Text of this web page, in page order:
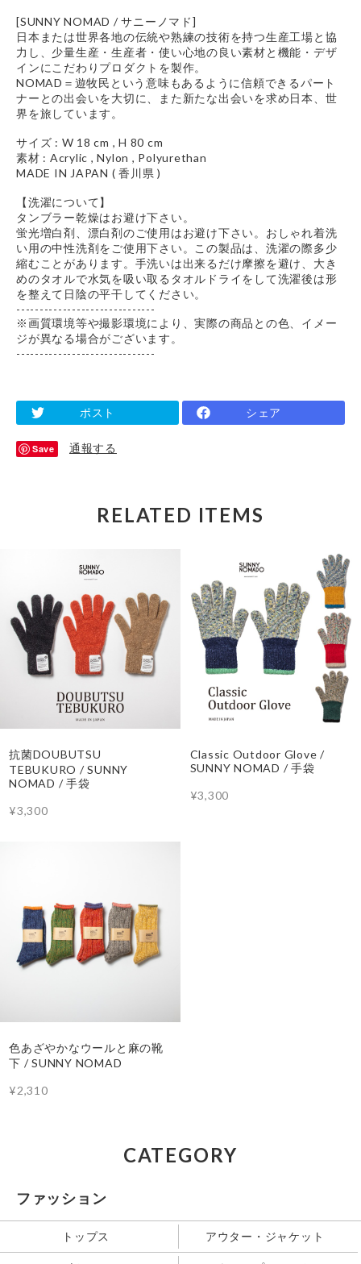
[SUNNY NOMAD / サニーノマド]
日本または世界各地の伝統や熟練の技術を持つ生産工場と協
力し、少量生産・生産者・使い心地の良い素材と機能・デザ
インにこだわりプロダクトを製作。
NOMAD＝遊牧民という意味もあるように信頼できるパート
ナーとの出会いを大切に、また新たな出会いを求め日本、世
界を旅しています。
サイズ : W 18 cm , H 80 cm
素材 : Acrylic , Nylon , Polyurethan
MADE IN JAPAN ( 香川県 )
【洗濯について】
タンブラー乾燥はお避け下さい。
蛍光増白剤、漂白剤のご使用はお避け下さい。おしゃれ着洗
い用の中性洗剤をご使用下さい。この製品は、洗濯の際多少
縮むことがあります。手洗いは出来るだけ摩擦を避け、大き
めのタオルで水気を吸い取るタオルドライをして洗濯後は形
を整えて日陰の平干してください。
------------------------------
※画質環境等や撮影環境により、実際の商品との色、イメー
ジが異なる場合がございます。
------------------------------
ポスト シェア
Save 通報する
RELATED ITEMS
抗菌DOUBUTSU
TEBUKURO / SUNNY
NOMAD / 手袋
¥3,300
Classic Outdoor Glove /
SUNNY NOMAD / 手袋
¥3,300
色あざやかなウールと麻の靴
下 / SUNNY NOMAD
¥2,310
CATEGORY
ファッション
トップス アウター・ジャケット